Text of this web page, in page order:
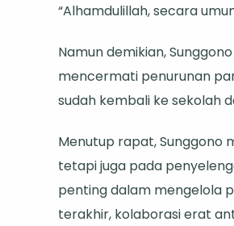
“Alhamdulillah, secara
Namun demikian,
mencermati penurunan
sudah kembali ke sekolah
Menutup rapat, Sunggono
tetapi juga pada
penting dalam mengelola
terakhir, kolaborasi erat